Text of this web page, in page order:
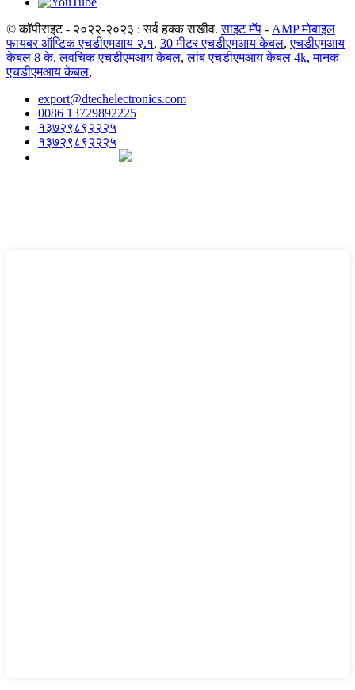
© कॉपीराइट - २०२२-२०२३ : सर्व हक्क राखीव. साइट मॅप - AMP मोबाइल
फायबर ऑप्टिक एचडीएमआय २.१, 30 मीटर एचडीएमआय केबल,एचडीएमआय
केबल 8 के,लवचिक एचडीएमआय केबल,लांब एचडीएमआय केबल 4k,मानक
एचडीएमआय केबल,
export@dtechelectronics.com
0086 13729892225
१३७२९८९२२२५
१३७२९८९२२२५